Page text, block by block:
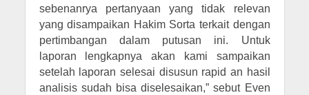
sebenanrya pertanyaan yang tidak relevan
yang disampaikan Hakim Sorta terkait dengan
pertimbangan dalam putusan ini. Untuk
laporan lengkapnya akan kami sampaikan
setelah laporan selesai disusun rapid an hasil
analisis sudah bisa diselesaikan,” sebut Even